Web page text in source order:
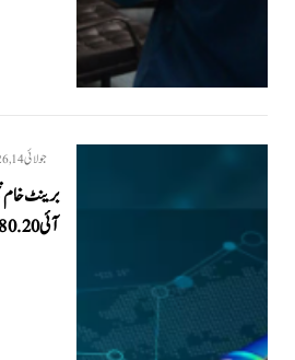
جولائی 14, 2026
آئی 80.20 ڈالر فی بیرل تک پہنچ گیا